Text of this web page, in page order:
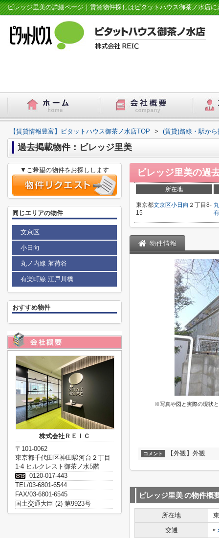
ビレッジ里美の詳細ページ｜賃貸物件探しはピタットハウス御茶ノ水店に
【賃貸情報豊富】ピタットハウス御茶ノ水店TOP > (賃貸)路線・駅から
過去掲載物件：ビレッジ里美
ビレッジ里美の過
所在地
東京都文京区小日向 ２丁目8-
15
物件情報
※写真や図と実際の現状
コメント 【外観】外観
ビレッジ里美の物件概
所在地
交通
▼ご希望の物件をお探しします
同じエリアの物件
文京区
小日向
丸ノ内線 茗荷谷
有楽町線 江戸川橋
おすすめ物件
株式会社ＲＥＩＣ
〒101-0062
東京都千代田区神田駿河台２丁目
1-4 ヒルクレスト御茶ノ水5階
0120-017-443
TEL/03-6801-6544
FAX/03-6801-6545
国土交通大臣 (2) 第9923号